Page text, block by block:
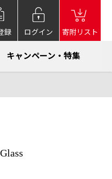
録 ログイン 寄附リスト
キャンペーン・特集